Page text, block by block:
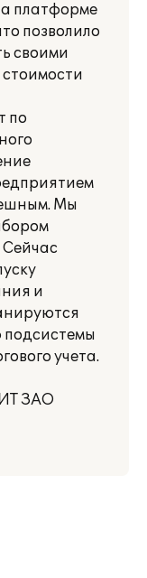
платформе
позволило
своими
по
Мы
и
учета.
ИТ ЗАО